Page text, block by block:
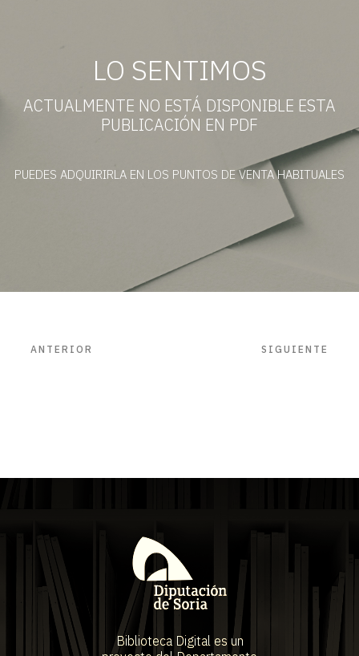
LO SENTIMOS
ACTUALMENTE NO ESTÁ DISPONIBLE ESTA
PUBLICACIÓN EN PDF
PUEDES ADQUIRIRLA EN LOS PUNTOS DE VENTA HABITUALES
ANTERIOR SIGUIENTE
Biblioteca Digital es un